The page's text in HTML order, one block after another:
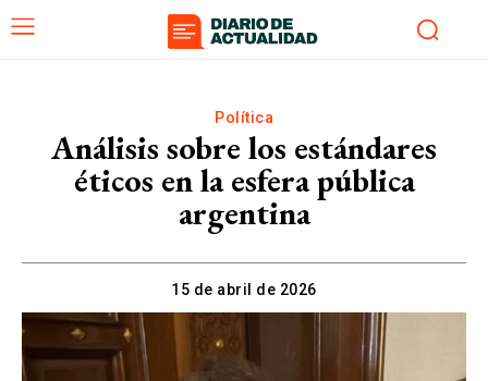
Política
Análisis sobre los estándares
éticos en la esfera pública
argentina
15 de abril de 2026